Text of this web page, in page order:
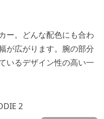
ー。どんな配色にも合わ
が広がります。腕の部分
いるデザイン性の高い一